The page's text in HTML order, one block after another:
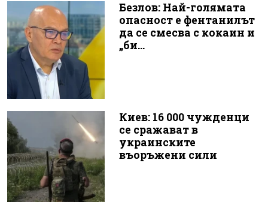
Безлов: Най-голямата
опасност е фентанилът
да се смесва с кокаин и
„би...
Киев: 16 000 чужденци
се сражават в
украинските
въоръжени сили